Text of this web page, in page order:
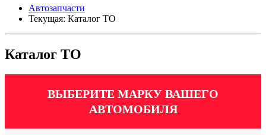
Автозапчасти
Текущая: Каталог ТО
Каталог ТО
ВЫБЕРИТЕ МАРКУ ВАШЕГО
АВТОМОБИЛЯ